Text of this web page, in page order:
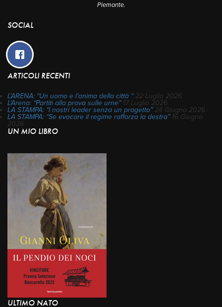
Piemonte.
SOCIAL
ARTICOLI RECENTI
L’ARENA: “Un uomo e l’anima della città “ 22 Luglio 2026
L’Arena: “Partiti alla prova sulle urne” 17 Luglio 2026
LA STAMPA: “I nostri leader senza un progetto” 24 Giugno 2026
LA STAMPA: “Se evocare il regime rafforza la destra” 16 Giugno
2026
UN MIO LIBRO
ULTIMO NATO